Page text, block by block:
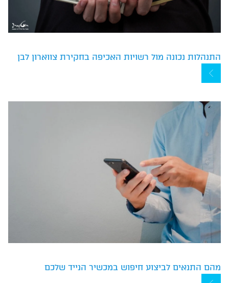
התנהלות נכונה מול רשויות האכיפה בחקירת צווארון לבן
מהם התנאים לביצוע חיפוש במכשיר הנייד שלכם